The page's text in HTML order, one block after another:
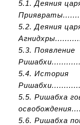
5.1. Деяния
5.2. Деяния
5.3. Появление
5.4. История
5.5. Ришабха
5.6. Ришабха